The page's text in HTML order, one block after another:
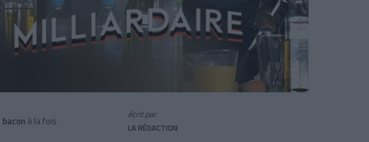
bacon à la fois
écrit par
LA RÉDACTION